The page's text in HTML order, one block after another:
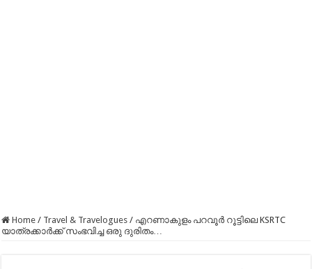
Home / Travel & Travelogues / എറണാകുളം പറവൂര്‍ റൂട്ടിലെ KSRTC
യാത്രക്കാര്‍ക്ക് സംഭവിച്ച ഒരു ദുരിതം…